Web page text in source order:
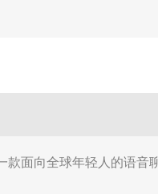
面向全球年轻人的语音